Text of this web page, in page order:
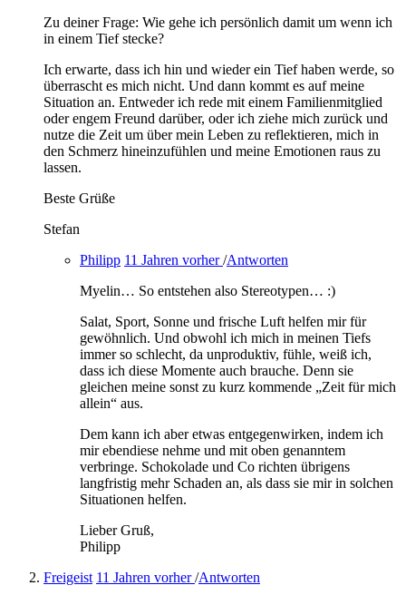
Zu deiner Frage: Wie gehe ich persönlich damit um wenn ich
in einem Tief stecke?
Ich erwarte, dass ich hin und wieder ein Tief haben werde, so
überrascht es mich nicht. Und dann kommt es auf meine
Situation an. Entweder ich rede mit einem Familienmitglied
oder engem Freund darüber, oder ich ziehe mich zurück und
nutze die Zeit um über mein Leben zu reflektieren, mich in
den Schmerz hineinzufühlen und meine Emotionen raus zu
lassen.
Beste Grüße
Stefan
Philipp 11 Jahren vorher/Antworten
Myelin… So entstehen also Stereotypen… :)
Salat, Sport, Sonne und frische Luft helfen mir für
gewöhnlich. Und obwohl ich mich in meinen Tiefs
immer so schlecht, da unproduktiv, fühle, weiß ich,
dass ich diese Momente auch brauche. Denn sie
gleichen meine sonst zu kurz kommende „Zeit für mich
allein“ aus.
Dem kann ich aber etwas entgegenwirken, indem ich
mir ebendiese nehme und mit oben genanntem
verbringe. Schokolade und Co richten übrigens
langfristig mehr Schaden an, als dass sie mir in solchen
Situationen helfen.
Lieber Gruß,
Philipp
Freigeist 11 Jahren vorher/Antworten